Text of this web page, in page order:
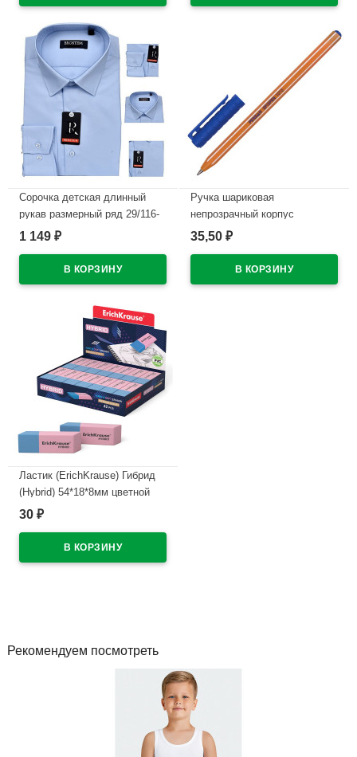
Сорочка детская длинный
рукав размерный ряд 29/116-
122-36/158-164 цвет голубой
1 149 ₽
Ручка шариковая
непрозрачный корпус
(Pensan) Офисный стол
1,0мм, масло
арт.1010/60BLUE (Ст.60)
35,50 ₽
Ластик (ErichKrause) Гибрид
(Hybrid) 54*18*8мм цветной
арт.35749 (Ст.42)
30 ₽
Рекомендуем посмотреть